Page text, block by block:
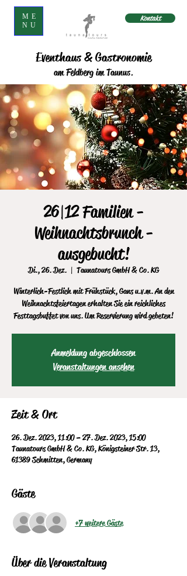
ME
NU
Kontakt
Eventhaus & Gastronomie
am Feldberg im Taunus.
26|12 Familien -
Weihnachtsbrunch -
ausgebucht!
Di., 26. Dez.
  |
Taunatours GmbH & Co. KG
Winterlich-Festlich mit Frühstück, Gans u.v.m. An den
Weihnachtsfeiertagen erhalten Sie ein reichliches
Festtagsbuffet von uns. Um Reservierung wird gebeten!
Anmeldung abgeschlossen
Veranstaltungen ansehen
Zeit & Ort
26. Dez. 2023, 11:00 – 27. Dez. 2023, 15:00
Taunatours GmbH & Co. KG, Königsteiner Str. 13,
61389 Schmitten, Germany
Gäste
+7 weitere Gäste
Über die Veranstaltung